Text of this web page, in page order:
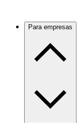
Para empresas